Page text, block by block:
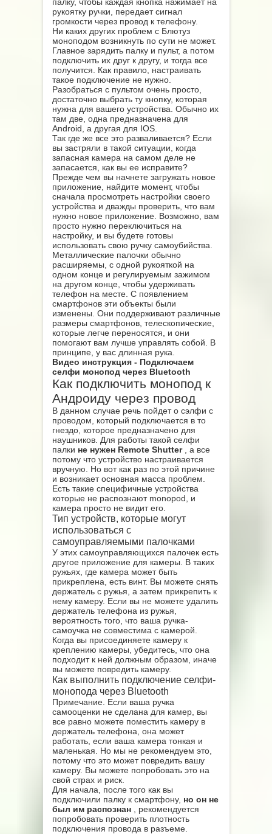
рукоятку ручки, передает сигнал
громкости через провод к телефону.
Ни каких других проблем с Блютуз
моноподом возникнуть по сути не может.
Главное зарядить палку и пульт, а потом
подключить их друг к другу, и тогда все
получится. Как правило, настраивать
такое подключение не нужно.
Разобраться с пультом очень просто,
достаточно выбрать ту кнопку, которая
нужна для вашего устройства. Обычно их
там две, одна предназначена для
Android, а другая для IOS.
Так где же все это разваливается? Если
вы застряли в такой ситуации, когда
запасная камера на самом деле не
запасается, как вы ее исправите?
Прежде чем вы начнете загружать новое
приложение, найдите момент, чтобы
сначала просмотреть настройки своего
устройства и дважды проверить, что вам
нужно новое приложение. Возможно, вам
просто нужно переключиться на
настройку, и вы будете готовы
использовать свою ручку самоубийства.
Металлические палочки обычно
расширяемы, с одной рукояткой на
одном конце и регулируемым зажимом
на другом конце, чтобы удерживать
телефон на месте. С появлением
смартфонов эти объекты были
изменены. Они поддерживают различные
размеры смартфонов, телескопические,
которые легче переносятся, и они
помогают вам лучше управлять собой. В
принципе, у вас длинная рука.
Видео инструкция - Подключаем
селфи монопод через Bluetooth
Как подключить монопод к
Андроиду через провод
В данном случае речь пойдет о сэлфи с
проводом, который подключается в то
гнездо, которое предназначено для
наушников. Для работы такой селфи
палки не нужен Remote Shutter
, а все
потому что устройство настраивается
вручную. Но вот как раз по этой причине
и возникает основная масса проблем.
Есть такие специфичные устройства
которые не распознают monopod, и
камера просто не видит его.
Тип устройств, которые могут
использоваться с
самоуправляемыми палочками
У этих самоуправляющихся палочек есть
другое приложение для камеры. В таких
ружьях, где камера может быть
прикреплена, есть винт. Вы можете снять
держатель с ружья, а затем прикрепить к
нему камеру. Если вы не можете удалить
держатель телефона из ружья,
вероятность того, что ваша ручка-
самоучка не совместима с камерой.
Когда вы присоединяете камеру к
креплению камеры, убедитесь, что она
подходит к ней должным образом, иначе
вы можете повредить камеру.
Как выполнить подключение селфи-
монопода через Bluetooth
Примечание. Если ваша ручка
самооценки не сделана для камер, вы
все равно можете поместить камеру в
держатель телефона, она может
работать, если ваша камера тонкая и
маленькая. Но мы не рекомендуем это,
потому что это может повредить вашу
камеру. Вы можете попробовать это на
свой страх и риск.
Для начала, после того как вы
подключили палку к смартфону, но он не
был им распознан
, рекомендуется
попробовать проверить плотность
подключения провода в разъеме.